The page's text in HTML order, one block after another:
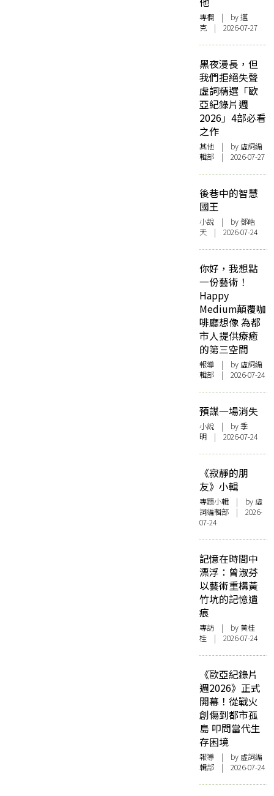
專欄 | by邁
克 | 2026-07-27
黑夜漫長，但
我們拒絕失聲
虛詞精選「歐
亞紀錄片週
2026」4部必看
之作
其他 | by 虛詞編
輯部 | 2026-07-27
後巷中的智慧
國王
小說 | by 鄧皓
天 | 2026-07-24
你好，我想點
一份藝術！
Happy
Medium顛覆咖
啡廳想像 為都
市人提供療癒
的第三空間
報導 | by 虛詞編
輯部 | 2026-07-24
預謀一場消失
小說 | by 季
明 | 2026-07-24
《寂靜的朋
友》小輯
專題小輯 | by 虛
詞編輯部 | 2026-
07-24
記憶在時間中
漂浮：曾淑芬
以藝術重構黃
竹坑的記憶遺
痕
專訪 | by 黃桂
桂 | 2026-07-24
《歐亞紀錄片
週2026》正式
開幕！從戰火
創傷到都市孤
島 叩問當代生
存困境
報導 | by 虛詞編
輯部 | 2026-07-24